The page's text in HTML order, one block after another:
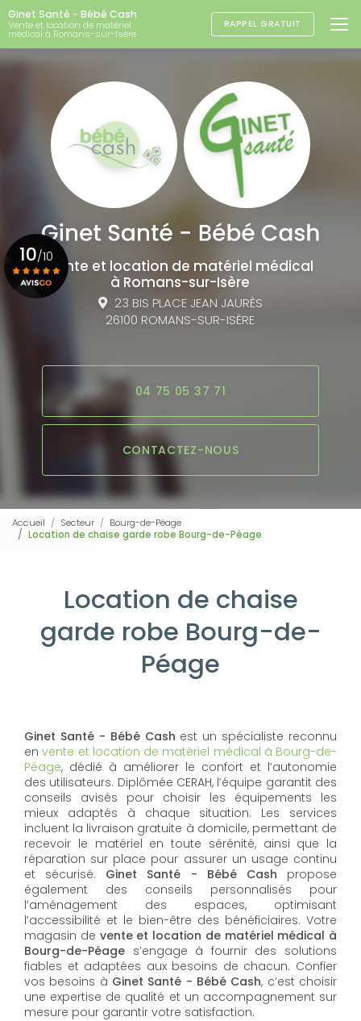
Aller
au
contenu
principal
Ginet Santé - Bébé Cash
Vente et location de matériel
médical à Romans-sur-Isère
RAPPEL GRATUIT
Vente et location de matériel médical
à Romans-sur-Isère
23 BIS PLACE JEAN JAURÈS
26100 ROMANS-SUR-ISÈRE
04 75 05 37 71
CONTACTEZ-NOUS
10/10
Accueil Secteur
Bourg-de-Péage
Location de chaise garde robe Bourg-de-Péage
Location de chaise
garde robe Bourg-de-
Péage
Ginet Santé - Bébé Cash est un spécialiste reconnu
envente et location de matériel médical à Bourg-de-
Péage, dédié à améliorer le confort et l’autonomie
des utilisateurs. Diplômée CERAH, l’équipe garantit des
conseils avisés pour choisir les équipements les
mieux adaptés à chaque situation. Les services
incluent la livraison gratuite à domicile, permettant de
recevoir le matériel en toute sérénité, ainsi que la
réparation sur place pour assurer un usage continu
et sécurisé. Ginet Santé - Bébé Cash propose
également des conseils personnalisés pour
l’aménagement des espaces, optimisant
l’accessibilité et le bien-être des bénéficiaires. Votre
magasin de vente et location de matériel médical à
Bourg-de-Péage s’engage à fournir des solutions
fiables et adaptées aux besoins de chacun. Confier
vos besoins à Ginet Santé - Bébé Cash, c’est choisir
une expertise de qualité et un accompagnement sur
mesure pour garantir votre satisfaction.